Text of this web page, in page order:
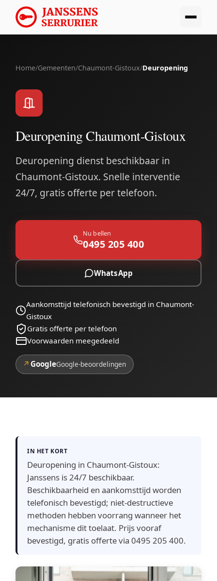
Home/Gemeenten/Chaumont-Gistoux/Deuropening
Deuropening Chaumont-Gistoux
Deuropening dienst beschikbaar in
Chaumont-Gistoux. Snelle interventie
24/7, gratis offerte per telefoon.
Nu bellen
0495 205 400
WhatsApp
Aankomsttijd telefonisch bevestigd in Chaumont-
Gistoux
Gratis offerte per telefoon
Voorwaarden meegedeeld
↗ GoogleGoogle-beoordelingen
IN HET KORT
Deuropening in Chaumont-Gistoux:
Janssens is 24/7 beschikbaar.
Beschikbaarheid en aankomsttijd worden
telefonisch bevestigd; niet-destructieve
methoden hebben voorrang wanneer het
mechanisme dit toelaat. Prijs vooraf
bevestigd, gratis offerte via 0495 205 400.